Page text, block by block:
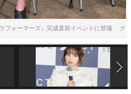
フォーマーズ』完成直前イベントに登場 ク